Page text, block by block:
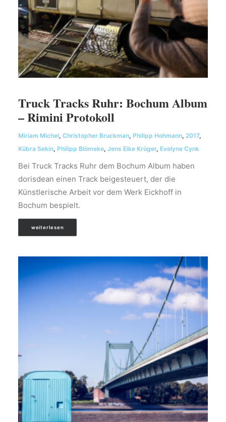
Truck Tracks Ruhr: Bochum Album
– Rimini Protokoll
Miriam Michel, Christopher Bruckman, Philipp Hohmann, 2017,
Kübra Sekin, Philipp Blömeke, Jens Eike Krüger, Evelyne Cynk
Bei Truck Tracks Ruhr dem Bochum Album haben
dorisdean einen Track beigesteuert, der die
Künstlerische Arbeit vor dem Werk Eickhoff in
Bochum bespielt.
weiterlesen